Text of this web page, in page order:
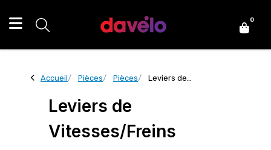
0
Accueil Pièces Pièces
Leviers de
Leviers de
Vitesses/Freins